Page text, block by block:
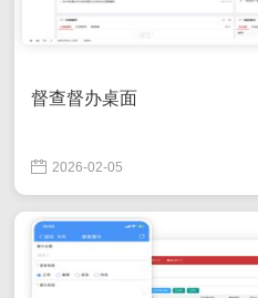
督查督办桌面
2026-02-05